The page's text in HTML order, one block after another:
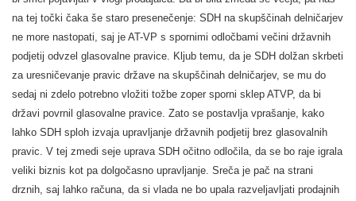
na tej točki čaka še staro presenečenje: SDH na skupščinah delničarjev
ne more nastopati, saj je AT-VP s spornimi odločbami večini državnih
podjetij odvzel glasovalne pravice. Kljub temu, da je SDH dolžan skrbeti
za uresničevanje pravic države na skupščinah delničarjev, se mu do
sedaj ni zdelo potrebno vložiti tožbe zoper sporni sklep ATVP, da bi
državi povrnil glasovalne pravice. Zato se postavlja vprašanje, kako
lahko SDH sploh izvaja upravljanje državnih podjetij brez glasovalnih
pravic. V tej zmedi seje uprava SDH očitno odločila, da se bo raje igrala
veliki biznis kot pa dolgočasno upravljanje. Sreča je pač na strani
drznih, saj lahko računa, da si vlada ne bo upala razveljavljati prodajnih